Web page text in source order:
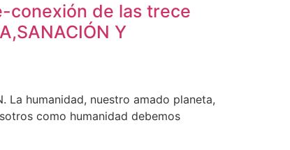
conexión de las trece
Y
La humanidad, nuestro amado planeta,
como humanidad debemos